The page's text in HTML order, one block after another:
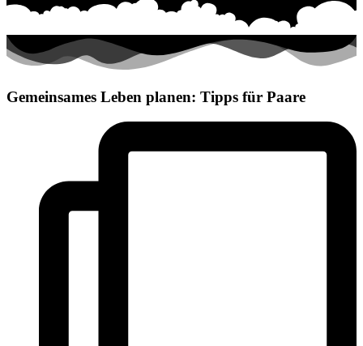
Gemeinsames Leben planen: Tipps für Paare